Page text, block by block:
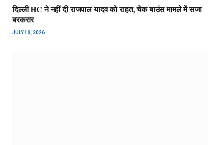
दिल्ली HC ने नहीं दी राजपाल यादव को राहत, चेक बाउंस मामले में सजा
बरकरार
JULY 10, 2026